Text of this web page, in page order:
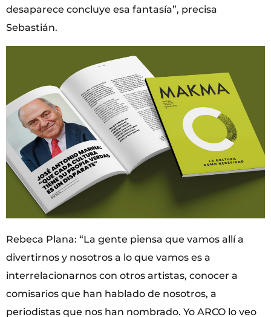
desaparece concluye esa fantasía”, precisa
Sebastián.
Rebeca Plana: “La gente piensa que vamos allí a
divertirnos y nosotros a lo que vamos es a
interrelacionarnos con otros artistas, conocer a
comisarios que han hablado de nosotros, a
periodistas que nos han nombrado. Yo ARCO lo veo